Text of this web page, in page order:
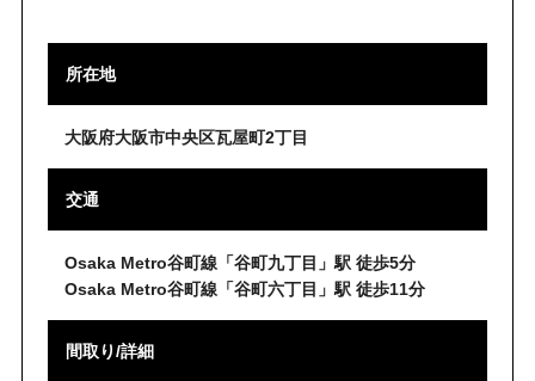
所在地
大阪府大阪市中央区瓦屋町2丁目
交通
Osaka Metro谷町線「谷町九丁目」駅 徒歩5分
Osaka Metro谷町線「谷町六丁目」駅 徒歩11分
間取り/詳細